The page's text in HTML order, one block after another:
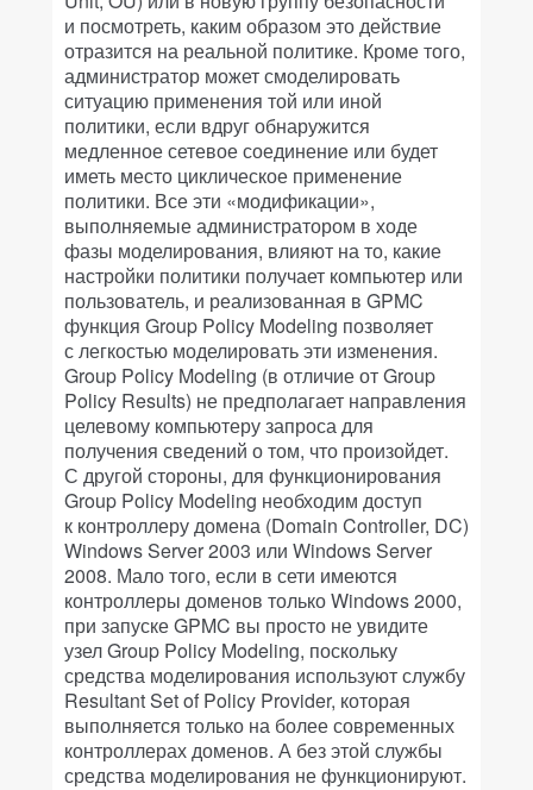
и посмотреть, каким образом это действие
отразится на реальной политике. Кроме того,
администратор может смоделировать
ситуацию применения той или иной
политики, если вдруг обнаружится
медленное сетевое соединение или будет
иметь место циклическое применение
политики. Все эти «модификации»,
выполняемые администратором в ходе
фазы моделирования, влияют на то, какие
настройки политики получает компьютер или
пользователь, и реализованная в GPMC
функция Group Policy Modeling позволяет
с легкостью моделировать эти изменения.
Group Policy Modeling (в отличие от Group
Policy Results) не предполагает направления
целевому компьютеру запроса для
получения сведений о том, что произойдет.
С другой стороны, для функционирования
Group Policy Modeling необходим доступ
к контроллеру домена (Domain Controller, DC)
Windows Server 2003 или Windows Server
2008. Мало того, если в сети имеются
контроллеры доменов только Windows 2000,
при запуске GPMC вы просто не увидите
узел Group Policy Modeling, поскольку
средства моделирования используют службу
Resultant Set of Policy Provider, которая
выполняется только на более современных
контроллерах доменов. А без этой службы
средства моделирования не функционируют.